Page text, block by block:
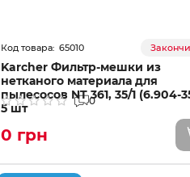
65010
Karcher Фильтр-мешки из
нетканого материала для
пылесосов NT 361, 35/1 (6.904-
5 шт
0
0 грн